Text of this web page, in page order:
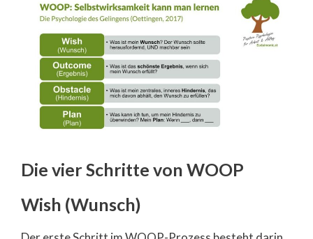
Die vier Schritte von WOOP
Wish (Wunsch)